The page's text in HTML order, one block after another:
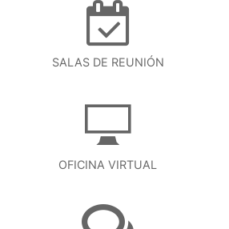
SALAS DE REUNIÓN
OFICINA VIRTUAL